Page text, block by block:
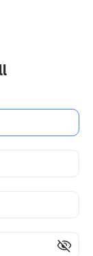
visibility_off